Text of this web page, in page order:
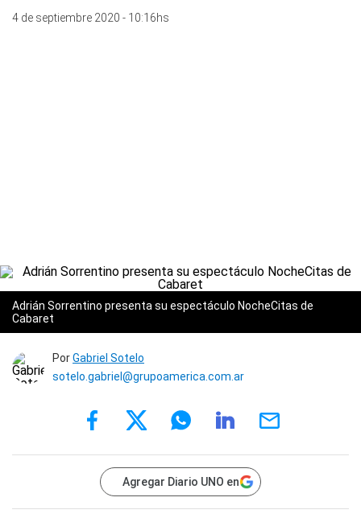
4 de septiembre 2020 - 10:16hs
Adrián Sorrentino presenta su espectáculo NocheCitas de
Cabaret
PorGabriel Sotelo
sotelo.gabriel@grupoamerica.com.ar
Agregar Diario UNO en